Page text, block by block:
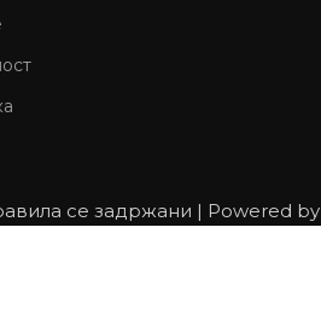
се задржани | Powered by